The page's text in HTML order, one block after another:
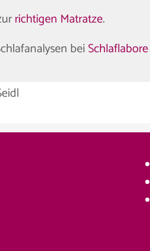
richtigen Matratze.
bei